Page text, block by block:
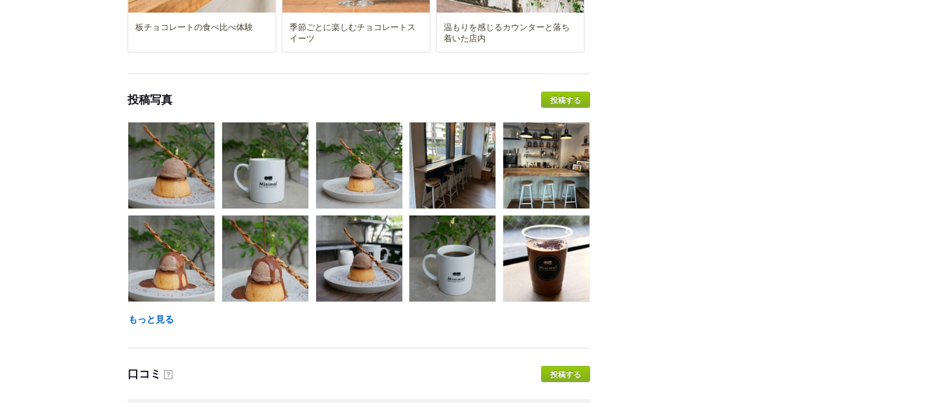
板チョコレートの食べ比べ体験
季節ごとに楽しむチョコレートス
イーツ
温もりを感じるカウンターと落ち
着いた店内
投稿写真 投稿する
もっと見る
口コミ ？ 投稿する